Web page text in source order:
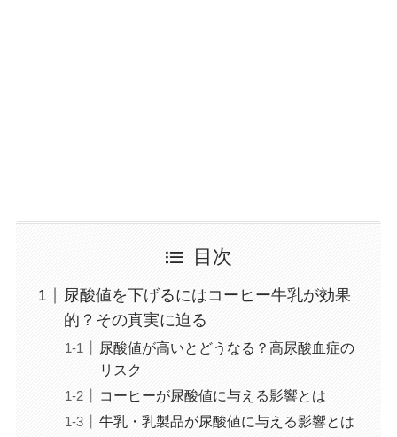
目次
尿酸値を下げるにはコーヒー牛乳が効果
的？その真実に迫る
尿酸値が高いとどうなる？高尿酸血症の
リスク
コーヒーが尿酸値に与える影響とは
牛乳・乳製品が尿酸値に与える影響とは